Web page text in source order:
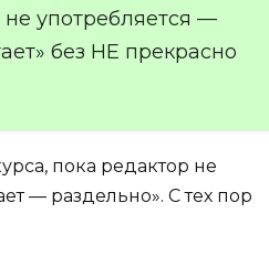
не употребляется —
без НЕ прекрасно
пока редактор не
— раздельно». С тех пор